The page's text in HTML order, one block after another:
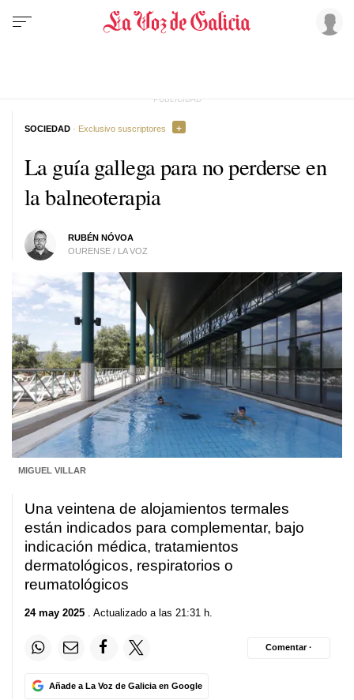
La guía gallega para no perderse en
la balneoterapia
RUBÉN NÓVOA
OURENSE / LA VOZ
SOCIEDAD · Exclusivo suscriptores
MIGUEL VILLAR
Una veintena de alojamientos termales
están indicados para complementar, bajo
indicación médica, tratamientos
dermatológicos, respiratorios o
reumatológicos
24 may 2025 . Actualizado a las 21:31 h.
Añade a La Voz de Galicia en Google
Comentar ·